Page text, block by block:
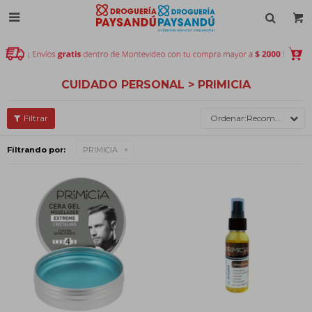

CUIDADO PERSONAL > PRIMICIA
Recomendados
Filtrando por: PRIMICIA